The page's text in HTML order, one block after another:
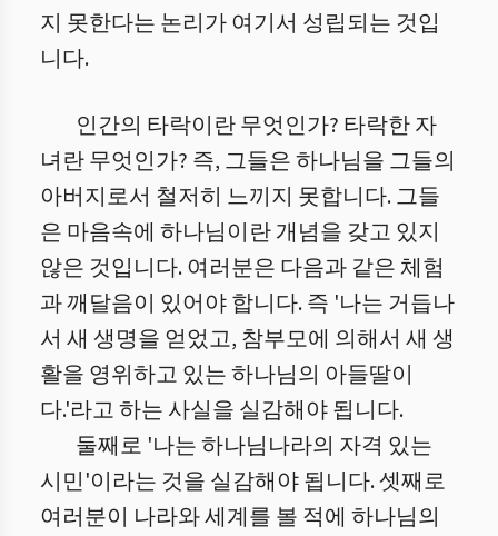
지 못한다는 논리가 여기서 성립되는 것입
니다.
인간의 타락이란 무엇인가? 타락한 자
녀란 무엇인가? 즉, 그들은 하나님을 그들의
아버지로서 철저히 느끼지 못합니다. 그들
은 마음속에 하나님이란 개념을 갖고 있지
않은 것입니다. 여러분은 다음과 같은 체험
과 깨달음이 있어야 합니다. 즉 '나는 거듭나
서 새 생명을 얻었고, 참부모에 의해서 새 생
활을 영위하고 있는 하나님의 아들딸이
다.'라고 하는 사실을 실감해야 됩니다.
둘째로 '나는 하나님나라의 자격 있는
시민'이라는 것을 실감해야 됩니다. 셋째로
여러분이 나라와 세계를 볼 적에 하나님의